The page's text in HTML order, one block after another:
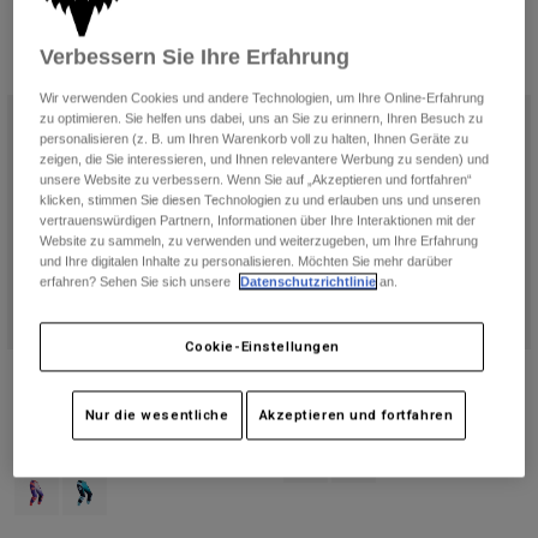
Hosen
Kurze Hosen
Jacken
Handschuhe
Protektoren
Handschuhe
Jacken
Protektoren
Brillen
Socken
Taschen & Zubehör
Spare parts
Hemden
Damen
T-Shirts & Tops
Hoodies und Pullover
Shirts
Alle anzeigen
Kinder
Guards
Brillen
Socken
Alle anzeigen
Moto
Helme
Jerseys
Stiefel
Guards
Handschuhe
Brillen
5 Ergebnisse Filtern und Sortieren
180 Collect Hose für Frauen
Price reduced from
€ 89,99
Product swatch type of Traubenviolett.
Product swatch type of Spearmint Grün.
180 Shield Pants für Frauen
Price reduced from
€ 149,99to € 89,99
Verbessern Sie Ihre Erfahrung
Wir verwenden Cookies und andere Technologien, um Ihre Online-Erfahrung
zu optimieren. Sie helfen uns dabei, uns an Sie zu erinnern, Ihren Besuch zu
personalisieren (z. B. um Ihren Warenkorb voll zu halten, Ihnen Geräte zu
zeigen, die Sie interessieren, und Ihnen relevantere Werbung zu senden) und
unsere Website zu verbessern. Wenn Sie auf „Akzeptieren und fortfahren“
klicken, stimmen Sie diesen Technologien zu und erlauben uns und unseren
vertrauenswürdigen Partnern, Informationen über Ihre Interaktionen mit der
Website zu sammeln, zu verwenden und weiterzugeben, um Ihre Erfahrung
und Ihre digitalen Inhalte zu personalisieren. Möchten Sie mehr darüber
erfahren? Sehen Sie sich unsere
Datenschutzrichtlinie an.
Cookie-Einstellungen
Nur die wesentliche Akzeptieren und fortfahren